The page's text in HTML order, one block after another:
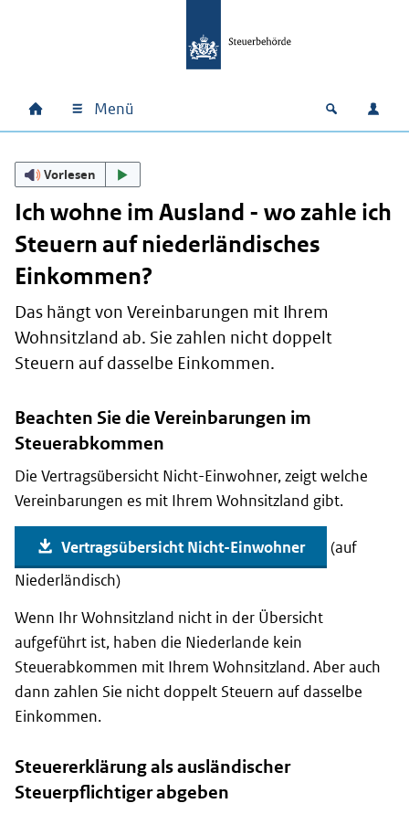
Hauptnavigation
Home Menü Open
Vorlesen
Ich wohne im Ausland - wo zahle ich
Steuern auf niederländisches
Einkommen?
Das hängt von Vereinbarungen mit Ihrem
Wohnsitzland ab. Sie zahlen nicht doppelt
Steuern auf dasselbe Einkommen.
Beachten Sie die Vereinbarungen im
Steuerabkommen
Die Vertragsübersicht Nicht-Einwohner, zeigt welche
Vereinbarungen es mit Ihrem Wohnsitzland gibt.
Vertragsübersicht Nicht-Einwohner
(auf
Niederländisch)
Wenn Ihr Wohnsitzland nicht in der Übersicht
aufgeführt ist, haben die Niederlande kein
Steuerabkommen mit Ihrem Wohnsitzland. Aber auch
dann zahlen Sie nicht doppelt Steuern auf dasselbe
Einkommen.
Steuererklärung als ausländischer
Steuerpflichtiger abgeben